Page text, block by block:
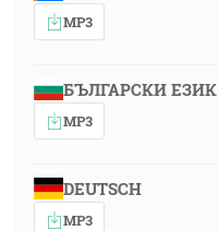
MP3
БЪЛГАРСКИ ЕЗИК
MP3
DEUTSCH
MP3